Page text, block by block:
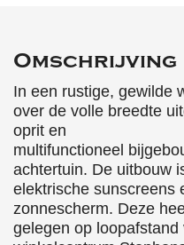
Omschrijving
In een rustige, gewilde
over de volle breedte
oprit en
multifunctioneel
achtertuin. De uitbouw
elektrische sunscreens
zonnescherm. Deze
gelegen op